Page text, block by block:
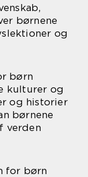
børnene
og
børn
kulturer og
og historier
børnene
verden
for børn